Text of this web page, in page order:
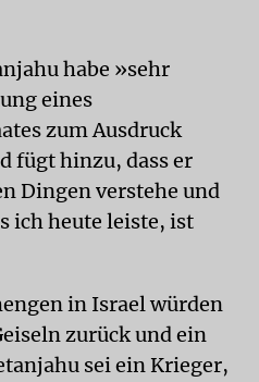
habe »sehr
eines
zum Ausdruck
fügt hinzu, dass er
Dingen verstehe und
ich heute leiste, ist
in Israel würden
zurück und ein
sei ein Krieger,